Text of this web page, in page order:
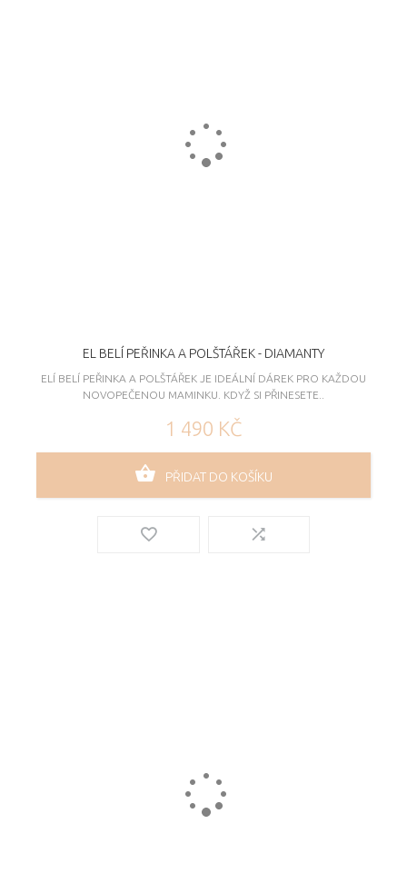
EL BELÍ PEŘINKA A POLŠTÁŘEK - DIAMANTY
ELÍ BELÍ PEŘINKA A POLŠTÁŘEK JE IDEÁLNÍ DÁREK PRO KAŽDOU
NOVOPEČENOU MAMINKU. KDYŽ SI PŘINESETE..
1 490 KČ
PŘIDAT DO KOŠÍKU